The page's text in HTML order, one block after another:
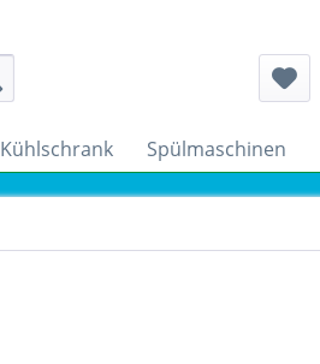
Kühlschrank Spülmaschinen